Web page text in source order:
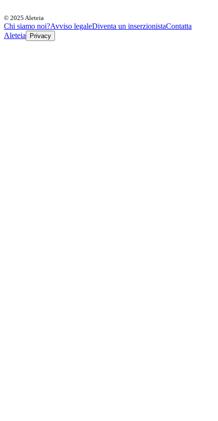
© 2025 Aleteia
Chi siamo noi?Avviso legaleDiventa un inserzionistaContatta
Aleteia
Privacy